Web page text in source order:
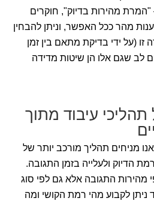
מהירות בדיוק", חוקרים
מהר ככל האפשר, וניתן להבחין
(על ידי בדיקת מתאם בין זמן
לב שגם אלו הן שיטות מדידה
עיבוד מתוך
מניחים תהליך מורכב יותר של
הדיוק ולעלייה בזמן התגובה.
מהירות התגובה אלא גם לפי סוג
לקבוע מהי רמת הקושי ומה